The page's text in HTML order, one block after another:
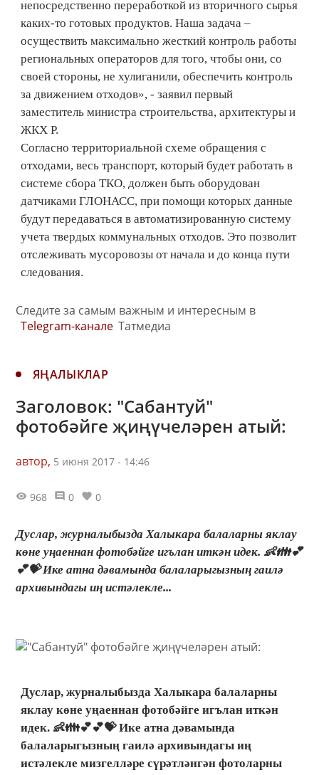
непосредственно переработкой из вторичного сырья
каких-то готовых продуктов. Наша задача –
осуществить максимально жесткий контроль работы
региональных операторов для того, чтобы они, со
своей стороны, не хулиганили, обеспечить контроль
за движением отходов», - заявил первый
заместитель министра строительства, архитектуры и
ЖКХ Р.
Согласно территориальной схеме обращения с
отходами, весь транспорт, который будет работать в
системе сбора ТКО, должен быть оборудован
датчиками ГЛОНАСС, при помощи которых данные
будут передаваться в автоматизированную систему
учета твердых коммунальных отходов. Это позволит
отслеживать мусоровозы от начала и до конца пути
следования.
Следите за самым важным и интересным в
Telegram-канале Татмедиа
ЯҢАЛЫКЛАР
Заголовок: "Сабантуй"
фотобәйге җиңүчеләрен атый:
автор, 5 июня 2017 - 14:46
968 0 0
Дуслар, журналыбызда Халыкара балаларны яклау
көне уңаеннан фотобәйге игълан иткән идек. 👶👪💕
💕💝 Ике атна дәвамында балаларыгызның гаилә
архивындагы иң истәлекле...
Дуслар, журналыбызда Халыкара балаларны
яклау көне уңаеннан фотобәйге игълан иткән
идек. 👶👪💕💕💝 Ике атна дәвамында
балаларыгызның гаилә архивындагы иң
истәлекле мизгелләре сүрәтләнгән фотоларны